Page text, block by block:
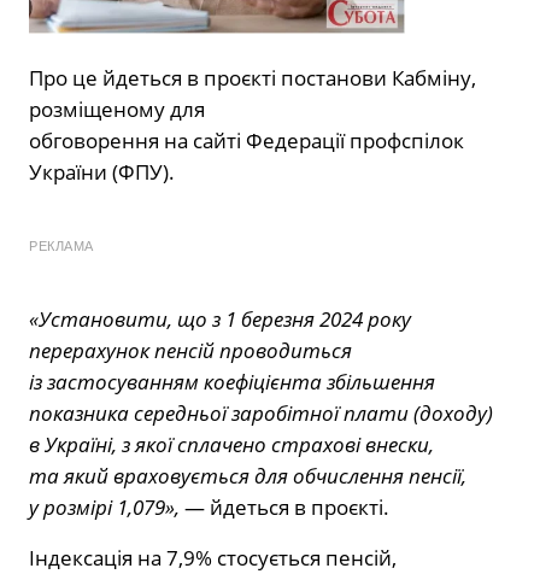
Про це йдеться в проєкті постанови Кабміну,
розміщеному для
обговорення на сайті Федерації профспілок
України (ФПУ).
РЕКЛАМА
«Установити, що з 1 березня 2024 року
перерахунок пенсій проводиться
із застосуванням коефіцієнта збільшення
показника середньої заробітної плати (доходу)
в Україні, з якої сплачено страхові внески,
та який враховується для обчислення пенсії,
у розмірі 1,079», — йдеться в проєкті.
Індексація на 7,9% стосується пенсій,